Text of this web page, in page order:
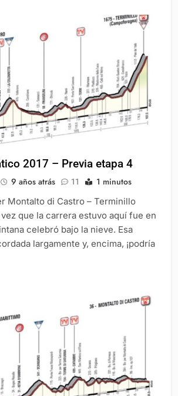
2017 – Previa etapa 4
9 años atrás 11 1 minutos
Montalto di Castro – Terminillo
vez que la carrera estuvo aquí fue en
celebró bajo la nieve. Esa
largamente y, encima, ¡podría